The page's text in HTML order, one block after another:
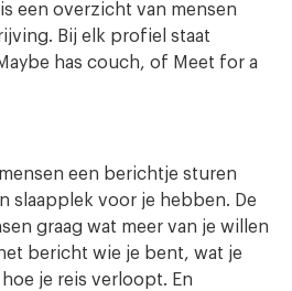
een overzicht van mensen
Bij elk profiel staat
has couch, of Meet for a
een berichtje sturen
slaapplek voor je hebben. De
graag wat meer van je willen
bericht wie je bent, wat je
je reis verloopt. En